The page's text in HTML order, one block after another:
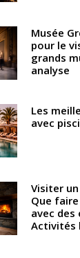
Musée
pour le
grands
analyse
Les
avec
Visiter
Que
avec des
Activités